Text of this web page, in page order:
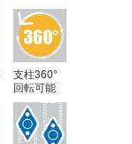
支柱360°
回転可能